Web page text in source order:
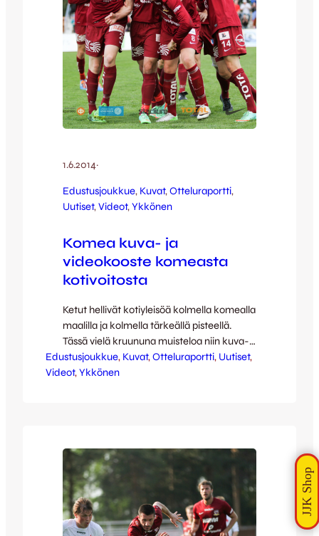
1.6.2014·
Edustusjoukkue, Kuvat, Otteluraportti
Uutiset, Videot, Ykkönen
Komea kuva- ja
videokooste komeasta
kotivoitosta
Ketut hellivät kotiyleisöä kolmella komealla
maalilla ja kolmella tärkeällä pisteellä.
Tässä vielä kruununa muisteloa niin kuva-
kuin videomuodossakin, olkaa hyvät! Jussi
Reinilän mahtavat potretit: [envira-gallery
keskiviikkona 4.6. klo 18:30 aina
aurinkoisella Harjulla, tuolloin vastassa
sarjakakkonen PK-35. Tervetuloa!
Edustusjoukkue, Kuvat, Otteluraportti, Uutiset
Videot, Ykkönen